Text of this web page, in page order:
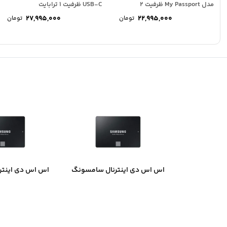
مدل My Passport ظرفیت 2
22,995,000 تومان
USB-C ظرفیت 1 ترابایت
27,995,000 تومان
اس اس دی اینترنال سامسونگ
اس اس دی